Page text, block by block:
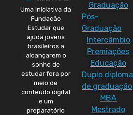
Uma iniciativa da
Fundação
Estudar que
ajuda jovens
brasileiros a
alcançarem o
sonho de
estudar fora por
meio de
conteúdo digital
e um
preparatório
Graduação
Pós-
Graduação
Intercâmbio
Premiações
Educação
Duplo diploma
de graduação
MBA
Mestrado